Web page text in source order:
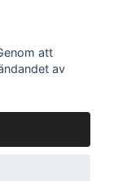
att
av